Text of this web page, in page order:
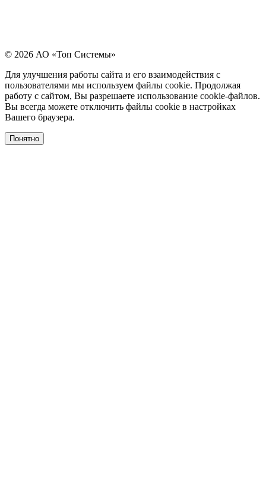
© 2026 АО «Топ Системы»
Для улучшения работы сайта и его взаимодействия с
пользователями мы используем файлы cookie. Продолжая
работу с сайтом, Вы разрешаете использование cookie-файлов.
Вы всегда можете отключить файлы cookie в настройках
Вашего браузера.
Понятно